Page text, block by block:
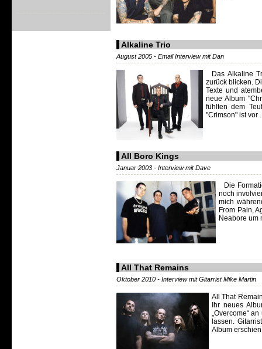
Alkaline Trio
August 2005 - Email Interview mit Dan
Das Alkaline
zurück blicken.
Texte und
neue Album
fühlten dem
"Crimson" ist vor
All Boro Kings
Januar 2003 - Interview mit Dave
Die
noch
mich
From Pain,
Neabore um
All That Remains
Oktober 2010 - Interview mit Gitarrist Mike Martin
All That
Ihr neues
„Overcome“
lassen.
Album